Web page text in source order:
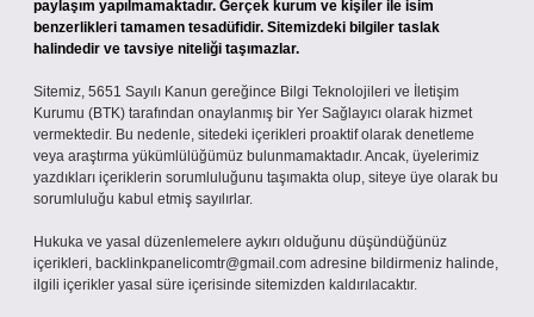
paylaşım yapılmamaktadır. Gerçek kurum ve kişiler ile isim
benzerlikleri tamamen tesadüfidir. Sitemizdeki bilgiler taslak
halindedir ve tavsiye niteliği taşımazlar.
Sitemiz, 5651 Sayılı Kanun gereğince Bilgi Teknolojileri ve İletişim
Kurumu (BTK) tarafından onaylanmış bir Yer Sağlayıcı olarak hizmet
vermektedir. Bu nedenle, sitedeki içerikleri proaktif olarak denetleme
veya araştırma yükümlülüğümüz bulunmamaktadır. Ancak, üyelerimiz
yazdıkları içeriklerin sorumluluğunu taşımakta olup, siteye üye olarak bu
sorumluluğu kabul etmiş sayılırlar.
Hukuka ve yasal düzenlemelere aykırı olduğunu düşündüğünüz
içerikleri, backlinkpanelicomtr@gmail.com adresine bildirmeniz halinde,
ilgili içerikler yasal süre içerisinde sitemizden kaldırılacaktır.